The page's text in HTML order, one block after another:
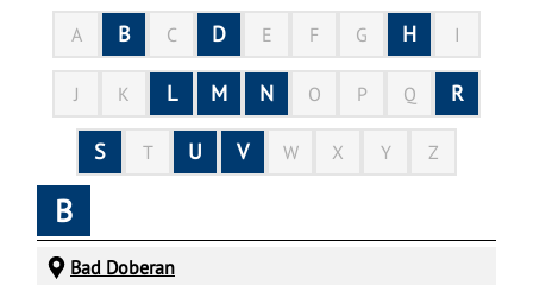
A B C D E F G H I
J K L M N O P Q R
S T U V W X Y Z
B
Bad Doberan